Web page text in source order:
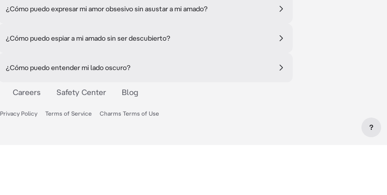
¿Cómo puedo expresar mi amor obsesivo sin asustar a mi amado?
¿Cómo puedo espiar a mi amado sin ser descubierto?
¿Cómo puedo entender mi lado oscuro?
Careers Safety Center Blog
Privacy Policy Terms of Service Charms Terms of Use
?